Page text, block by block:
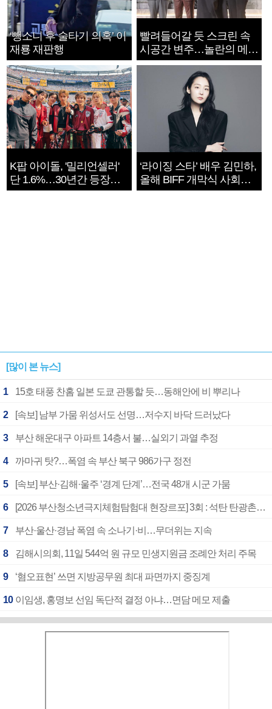
‘뺑소니 후 술타기 의혹’ 이
재룡 재판행
빨려들어갈 듯 스크린 속
시공간 변주…놀란의 메시
지는 ‘전쟁 속죄’
K팝 아이돌, '밀리언셀러'
단 1.6%…30년간 등장
1182개팀 전수조사
‘라이징 스타’ 배우 김민하,
올해 BIFF 개막식 사회자
확정
[많이 본 뉴스]
1 15호 태풍 찬홈 일본 도쿄 관통할 듯…동해안에 비 뿌리나
2 [속보] 남부 가뭄 위성서도 선명…저수지 바닥 드러났다
3 부산 해운대구 아파트 14층서 불…실외기 과열 추정
4 까마귀 탓?…폭염 속 부산 북구 986가구 정전
5 [속보] 부산·김해·울주 ‘경계 단계’…전국 48개 시군 가뭄
6 [2026 부산청소년극지체험탐험대 현장르포] 3회 : 석탄 탄광촌에서 북극 연구의 중심지로
7 부산·울산·경남 폭염 속 소나기·비…무더위는 지속
8 김해시의회, 11일 544억 원 규모 민생지원금 조례안 처리 주목
9 ‘혐오표현’ 쓰면 지방공무원 최대 파면까지 중징계
10 이임생, 홍명보 선임 독단적 결정 아냐…면담 메모 제출